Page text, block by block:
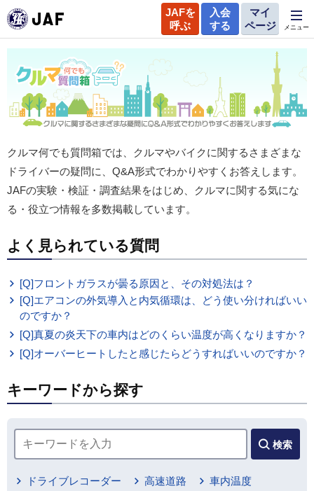
JAFを
呼ぶ
入会
する
マイ
ページ
メニュー
クルマ何でも質問箱では、クルマやバイクに関するさまざまな
ドライバーの疑問に、Q&A形式でわかりやすくお答えします。
JAFの実験・検証・調査結果をはじめ、クルマに関する気にな
る・役立つ情報を多数掲載しています。
よく見られている質問
[Q]フロントガラスが曇る原因と、その対処法は？
[Q]エアコンの外気導入と内気循環は、どう使い分ければいい
のですか？
[Q]真夏の炎天下の車内はどのくらい温度が高くなりますか？
[Q]オーバーヒートしたと感じたらどうすればいいのですか？
キーワードから探す
検索
ドライブレコーダー 高速道路
車内温度